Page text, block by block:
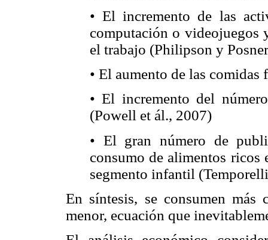
• El incremento de las
computación o videojuegos
el trabajo (Philipson y
• El aumento de las
• El incremento del
(Powell et ál., 2007)
• El gran número de
consumo de alimentos ricos
segmento infantil
En síntesis, se consumen más
menor, ecuación que